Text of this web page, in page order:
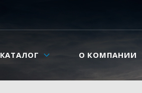
КАТАЛОГ О КОМПАНИИ